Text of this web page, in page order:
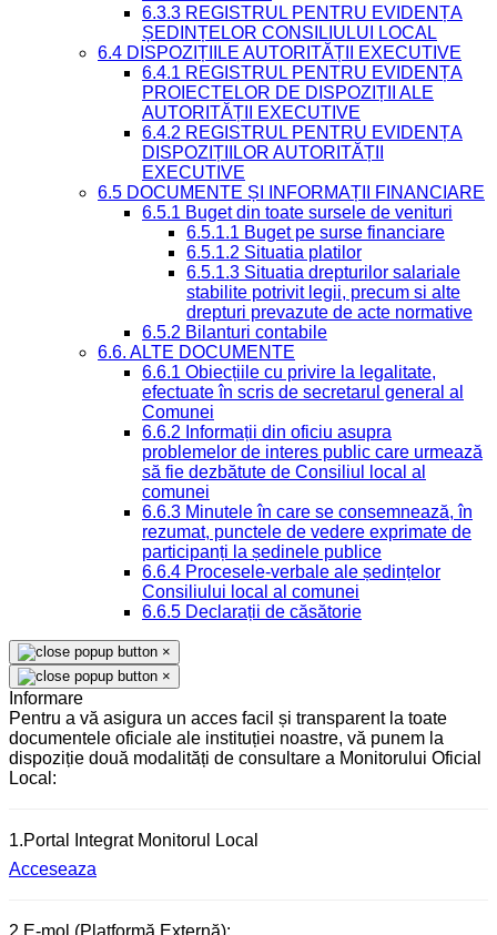
6.3.3 REGISTRUL PENTRU EVIDENȚA
ȘEDINȚELOR CONSILIULUI LOCAL
6.4 DISPOZIȚIILE AUTORITĂȚII EXECUTIVE
6.4.1 REGISTRUL PENTRU EVIDENȚA
PROIECTELOR DE DISPOZIȚII ALE
AUTORITĂȚII EXECUTIVE
6.4.2 REGISTRUL PENTRU EVIDENȚA
DISPOZIȚIILOR AUTORITĂȚII
EXECUTIVE
6.5 DOCUMENTE ȘI INFORMAȚII FINANCIARE
6.5.1 Buget din toate sursele de venituri
6.5.1.1 Buget pe surse financiare
6.5.1.2 Situatia platilor
6.5.1.3 Situatia drepturilor salariale
stabilite potrivit legii, precum si alte
drepturi prevazute de acte normative
6.5.2 Bilanturi contabile
6.6. ALTE DOCUMENTE
6.6.1 Obiecțiile cu privire la legalitate,
efectuate în scris de secretarul general al
Comunei
6.6.2 Informații din oficiu asupra
problemelor de interes public care urmează
să fie dezbătute de Consiliul local al
comunei
6.6.3 Minutele în care se consemnează, în
rezumat, punctele de vedere exprimate de
participanți la ședinele publice
6.6.4 Procesele-verbale ale ședințelor
Consiliului local al comunei
6.6.5 Declarații de căsătorie
×
×
Informare
Pentru a vă asigura un acces facil și transparent la toate
documentele oficiale ale instituției noastre, vă punem la
dispoziție două modalități de consultare a Monitorului Oficial
Local:
1.Portal Integrat Monitorul Local
Acceseaza